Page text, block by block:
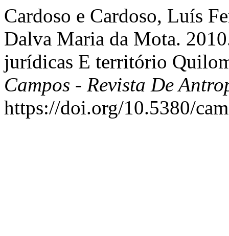
Cardoso e Cardoso, Luís
Dalva Maria da Mota.
jurídicas E território
Campos - Revista De
https://doi.org/10.5380/